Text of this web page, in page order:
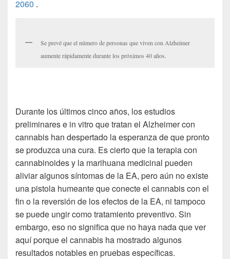
2060 .
Se prevé que el número de personas que viven con Alzheimer
aumente rápidamente durante los próximos 40 años.
Durante los últimos cinco años, los estudios
preliminares e in vitro que tratan el Alzheimer con
cannabis han despertado la esperanza de que pronto
se produzca una cura. Es cierto que la terapia con
cannabinoides y la marihuana medicinal pueden
aliviar algunos síntomas de la EA, pero aún no existe
una pistola humeante que conecte el cannabis con el
fin o la reversión de los efectos de la EA, ni tampoco
se puede ungir como tratamiento preventivo. Sin
embargo, eso no significa que no haya nada que ver
aquí porque el cannabis ha mostrado algunos
resultados notables en pruebas específicas.